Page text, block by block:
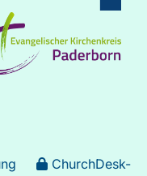
ChurchDesk-